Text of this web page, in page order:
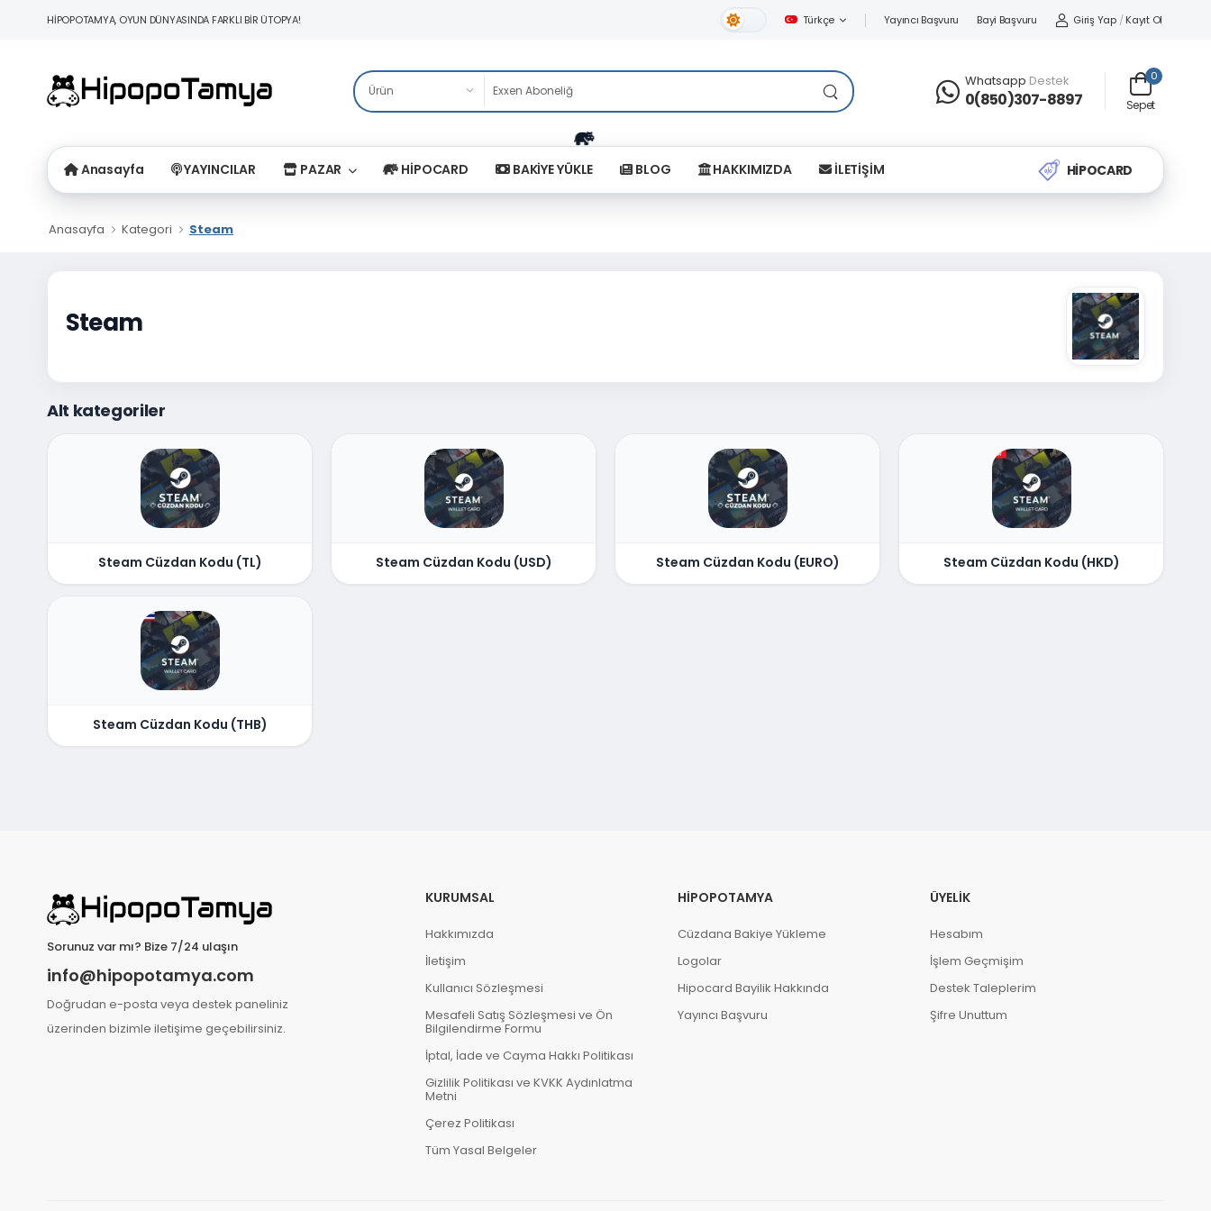
HİPOPOTAMYA, OYUN DÜNYASINDA FARKLI BİR ÜTOPYA! Gündüz Tema Türkçe Yayıncı Başvuru Bayi Başvuru Giriş Yap / Kayıt Ol
Whatsapp Destek
0(850)307-8897
0
Sepet
Anasayfa YAYINCILAR PAZAR HİPOCARD BAKİYE YÜKLE BLOG HAKKIMIZDA İLETİŞİM HİPOCARD
Anasayfa Kategori Steam
Steam
Alt kategoriler
Steam Cüzdan Kodu (TL) Steam Cüzdan Kodu (USD) Steam Cüzdan Kodu (EURO) Steam Cüzdan Kodu (HKD)
Steam Cüzdan Kodu (THB)
Sorunuz var mı? Bize 7/24 ulaşın
info@hipopotamya.com
Doğrudan e-posta veya destek paneliniz
üzerinden bizimle iletişime geçebilirsiniz.
KURUMSAL
Hakkımızda
İletişim
Kullanıcı Sözleşmesi
Mesafeli Satış Sözleşmesi ve Ön
Bilgilendirme Formu
İptal, İade ve Cayma Hakkı Politikası
Gizlilik Politikası ve KVKK Aydınlatma
Metni
Çerez Politikası
Tüm Yasal Belgeler
HIPOPOTAMYA
Cüzdana Bakiye Yükleme
Logolar
Hipocard Bayilik Hakkında
Yayıncı Başvuru
ÜYELIK
Hesabım
İşlem Geçmişim
Destek Taleplerim
Şifre Unuttum